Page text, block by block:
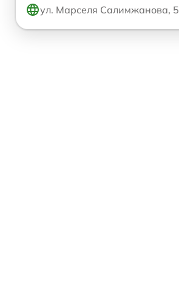
ул. Марселя Салимжанова, 5